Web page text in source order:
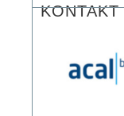
KONTAKT